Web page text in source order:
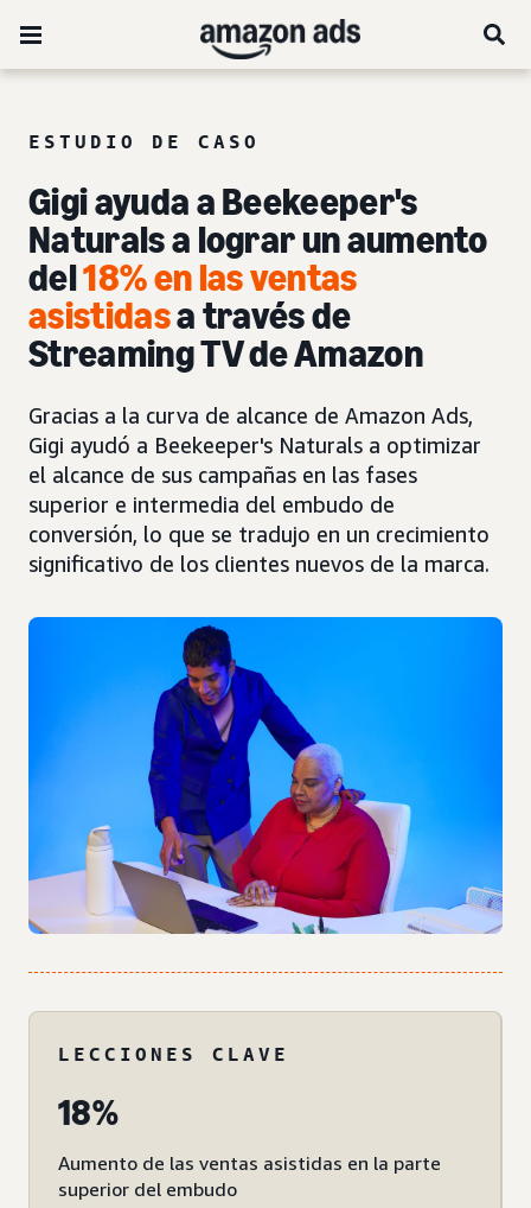
ESTUDIO DE CASO
Gigi ayuda a Beekeeper's
Naturals a lograr un aumento
del18% en las ventas
asistidasa través de
Streaming TV de Amazon
Gracias a la curva de alcance de Amazon Ads,
Gigi ayudó a Beekeeper's Naturals a optimizar
el alcance de sus campañas en las fases
superior e intermedia del embudo de
conversión, lo que se tradujo en un crecimiento
significativo de los clientes nuevos de la marca.
LECCIONES CLAVE
18%
Aumento de las ventas asistidas en la parte
superior del embudo